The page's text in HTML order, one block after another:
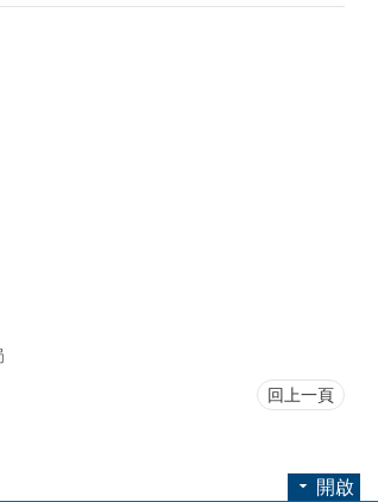
回上一頁
開啟